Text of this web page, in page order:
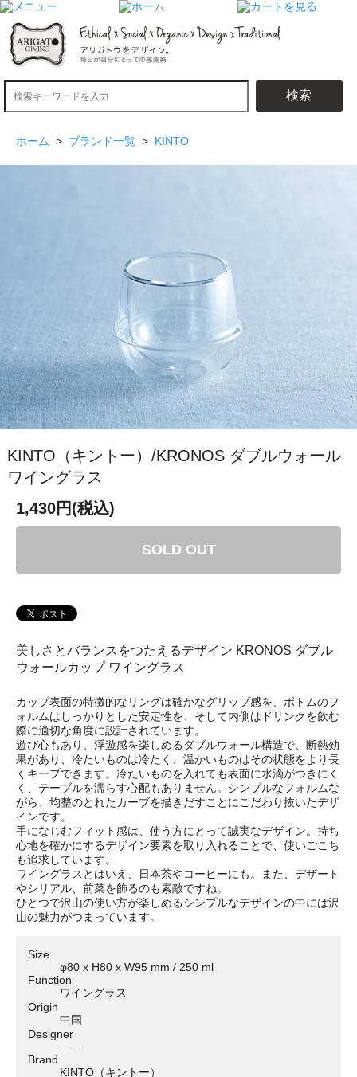
検索
ホーム > ブランド一覧 > KINTO
KINTO（キントー）/KRONOS ダブルウォール
ワイングラス
1,430円(税込)
SOLD OUT
美しさとバランスをつたえるデザイン KRONOS ダブル
ウォールカップ ワイングラス
カップ表面の特徴的なリングは確かなグリップ感を、ボトムのフ
ォルムはしっかりとした安定性を、そして内側はドリンクを飲む
際に適切な角度に設計されています。
遊び心もあり、浮遊感を楽しめるダブルウォール構造で、断熱効
果があり、冷たいものは冷たく、温かいものはその状態をより長
くキープできます。冷たいものを入れても表面に水滴がつきにく
く、テーブルを濡らす心配もありません。シンプルなフォルムな
がら、均整のとれたカーブを描きだすことにこだわり抜いたデザ
インです。
手になじむフィット感は、使う方にとって誠実なデザイン。持ち
心地を確かにするデザイン要素を取り入れることで、使いごこち
も追求しています。
ワイングラスとはいえ、日本茶やコーヒーにも。また、デザート
やシリアル、前菜を飾るのも素敵ですね。
ひとつで沢山の使い方が楽しめるシンプルなデザインの中には沢
山の魅力がつまっています。
Size
φ80 x H80 x W95 mm / 250 ml
Function
ワイングラス
Origin
中国
Designer
―
Brand
KINTO（キントー）